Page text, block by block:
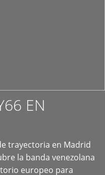
EN
trayectoria en Madrid
la banda venezolana
europeo para